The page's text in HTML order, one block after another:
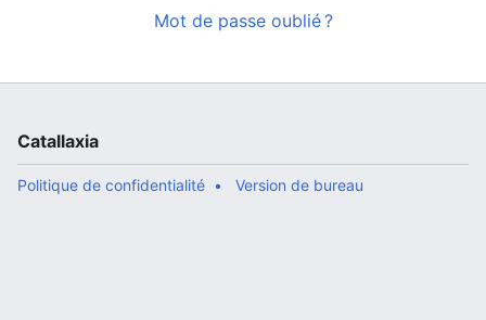
Mot de passe oublié ?
Catallaxia
Politique de confidentialité Version de bureau